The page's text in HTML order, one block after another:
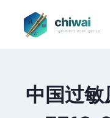
Inhalt
springen
中国过敏